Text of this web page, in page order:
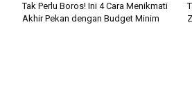
Tak Perlu Boros! Ini 4 Cara Menikmati
Akhir Pekan dengan Budget Minim